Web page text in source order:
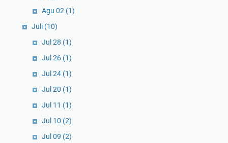
Agu 02 (1)
Juli (10)
Jul 28 (1)
Jul 26 (1)
Jul 24 (1)
Jul 20 (1)
Jul 11 (1)
Jul 10 (2)
Jul 09 (2)